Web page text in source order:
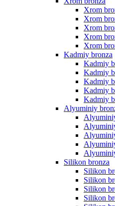
Xrom
Xrom
Xrom
Xrom
Xrom
Kadmiy bronza
Kadmiy
Kadmiy
Kadmiy
Kadmiy
Kadmiy
Alyuminiy
Silikon bronza
Silikon
Silikon
Silikon
Silikon